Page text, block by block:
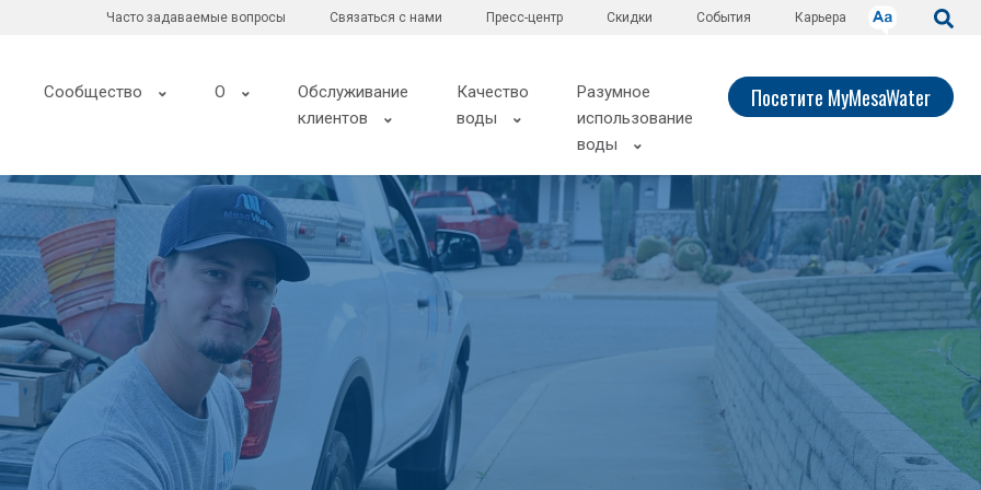
Карьера
События
Скидки
Пресс-центр
Связаться с нами
Часто задаваемые вопросы
Сообщество О
Обслуживание
клиентов
Качество
воды
Разумное
использование
воды
Посетите MyMesaWater